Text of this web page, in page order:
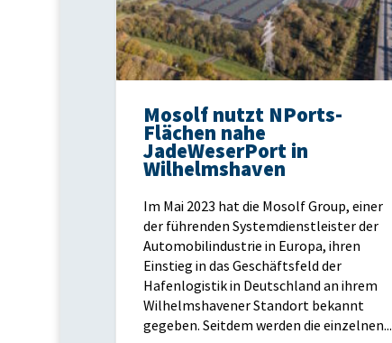
Mosolf nutzt NPorts-
Flächen nahe
JadeWeserPort in
Wilhelmshaven
Im Mai 2023 hat die Mosolf Group, einer
der führenden Systemdienstleister der
Automobilindustrie in Europa, ihren
Einstieg in das Geschäftsfeld der
Hafenlogistik in Deutschland an ihrem
Wilhelmshavener Standort bekannt
gegeben. Seitdem werden die einzelnen...